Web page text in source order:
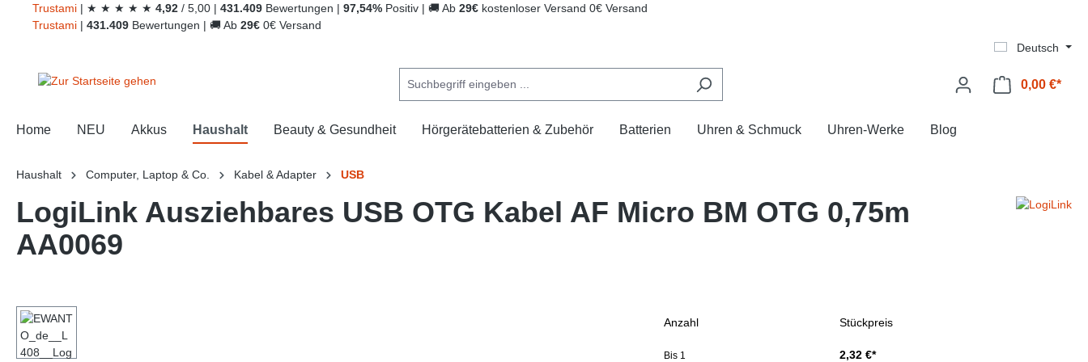
Zur Hauptnavigation springen
Trustami | ★ ★ ★ ★ ★ 4,92 / 5,00 | 431.409 Bewertungen | 97,54% Positiv | 🚚 Ab 29€ kostenloser Versand 0€ Versand
Trustami | 431.409 Bewertungen | 🚚 Ab 29€ 0€ Versand
Deutsch
0,00 €*
Home NEU Akkus Haushalt Beauty & Gesundheit Hörgerätebatterien & Zubehör Batterien Uhren & Schmuck Uhren-Werke Blog
Haushalt Computer, Laptop & Co. Kabel & Adapter USB
LogiLink Ausziehbares USB OTG Kabel AF Micro BM OTG 0,75m
AA0069
Bildergalerie überspringen
Anzahl Stückpreis
Bis 1 2,32 €*